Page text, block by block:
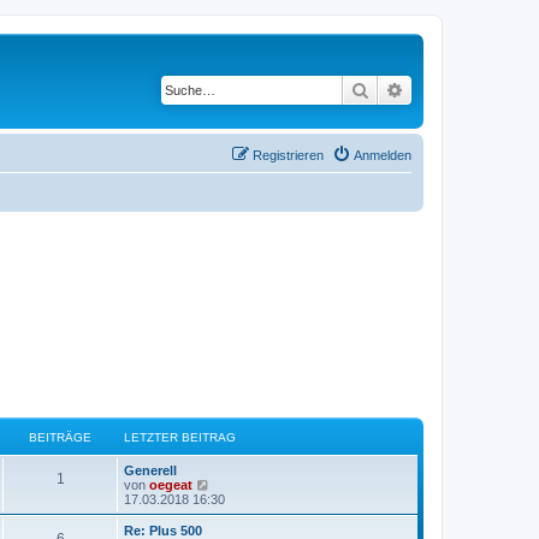
Suche
Anmelden
Registrieren
BEITRÄGE LETZTER BEITRAG
1
L
e
t
z
t
Generell
von oegeat
e
u
17.03.2018 16:30
L
Re: Plus 500